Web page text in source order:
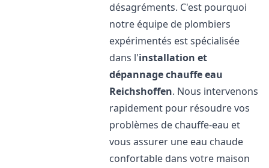
désagréments. C'est pourquoi
notre équipe de plombiers
expérimentés est spécialisée
dans l'installation et
dépannage chauffe eau
Reichshoffen. Nous intervenons
rapidement pour résoudre vos
problèmes de chauffe-eau et
vous assurer une eau chaude
confortable dans votre maison